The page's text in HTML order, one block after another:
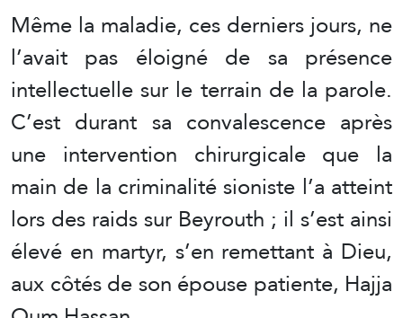
Même la maladie, ces derniers jours, ne
l’avait pas éloigné de sa présence
intellectuelle sur le terrain de la parole.
C’est durant sa convalescence après
une intervention chirurgicale que la
main de la criminalité sioniste l’a atteint
lors des raids sur Beyrouth ; il s’est ainsi
élevé en martyr, s’en remettant à Dieu,
aux côtés de son épouse patiente, Hajja